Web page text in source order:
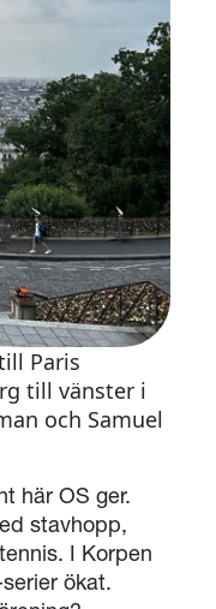
Paris
till vänster i
och Samuel
här OS ger.
stavhopp,
I Korpen
ökat.